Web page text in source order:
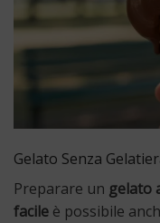
Gelato Senza
Preparare un gelato
facile è possibile